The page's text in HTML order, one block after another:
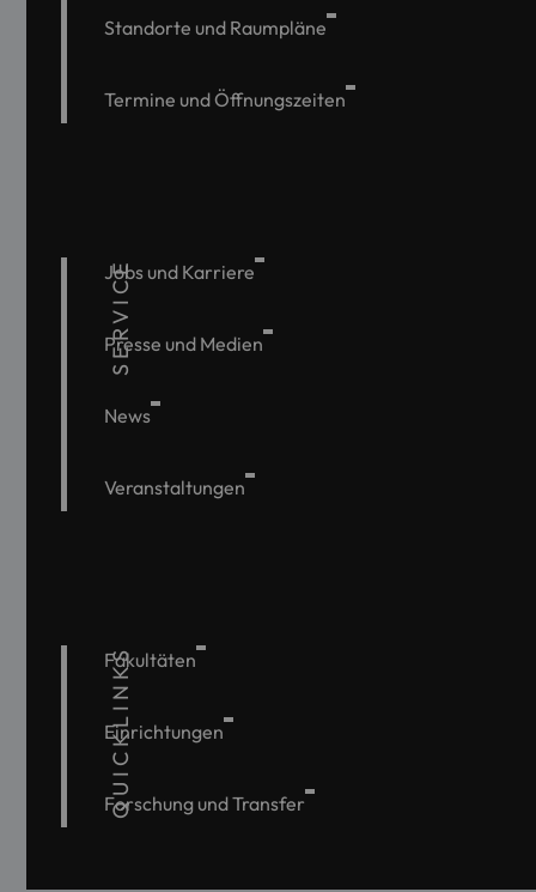
Standorte und Raumpläne
Termine und Öffnungszeiten
SERVICE
Jobs und Karriere
Presse und Medien
News
Veranstaltungen
QUICKLINKS
Fakultäten
Einrichtungen
Forschung und Transfer